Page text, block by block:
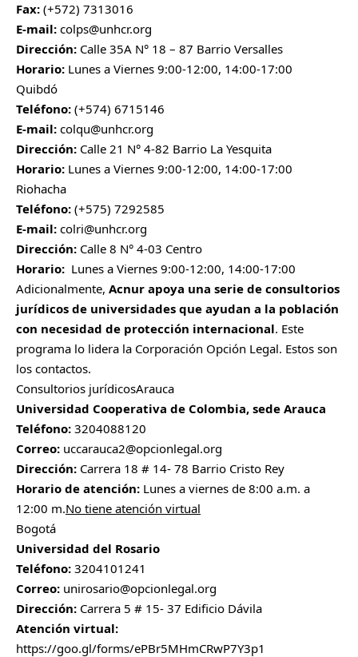
Fax: (+572) 7313016
E-mail: colps@unhcr.org
Dirección: Calle 35A N° 18 – 87 Barrio Versalles
Horario: Lunes a Viernes 9:00-12:00, 14:00-17:00
Quibdó
Teléfono: (+574) 6715146
E-mail: colqu@unhcr.org
Dirección: Calle 21 N° 4-82 Barrio La Yesquita
Horario: Lunes a Viernes 9:00-12:00, 14:00-17:00
Riohacha
Teléfono: (+575) 7292585
E-mail: colri@unhcr.org
Dirección: Calle 8 N° 4-03 Centro
Horario: Lunes a Viernes 9:00-12:00, 14:00-17:00
Adicionalmente, Acnur apoya una serie de consultorios
jurídicos de universidades que ayudan a la población
con necesidad de protección internacional. Este
programa lo lidera la Corporación Opción Legal. Estos son
los contactos.
Consultorios jurídicosArauca
Universidad Cooperativa de Colombia, sede Arauca
Teléfono: 3204088120
Correo: uccarauca2@opcionlegal.org
Dirección: Carrera 18 # 14- 78 Barrio Cristo Rey
Horario de atención: Lunes a viernes de 8:00 a.m. a
12:00 m.No tiene atención virtual
Bogotá
Universidad del Rosario
Teléfono: 3204101241
Correo: unirosario@opcionlegal.org
Dirección: Carrera 5 # 15- 37 Edificio Dávila
Atención virtual:
https://goo.gl/forms/ePBr5MHmCRwP7Y3p1